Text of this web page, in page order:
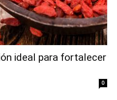
ideal para fortalecer
0